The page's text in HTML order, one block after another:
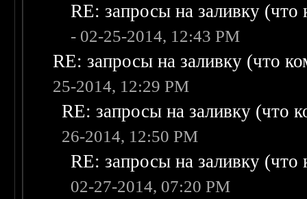
RE: запросы на заливку
- 02-25-2014, 12:43 PM
RE: запросы на заливку (что
25-2014, 12:29 PM
RE: запросы на заливку (что
26-2014, 12:50 PM
RE: запросы на заливку
02-27-2014, 07:20 PM